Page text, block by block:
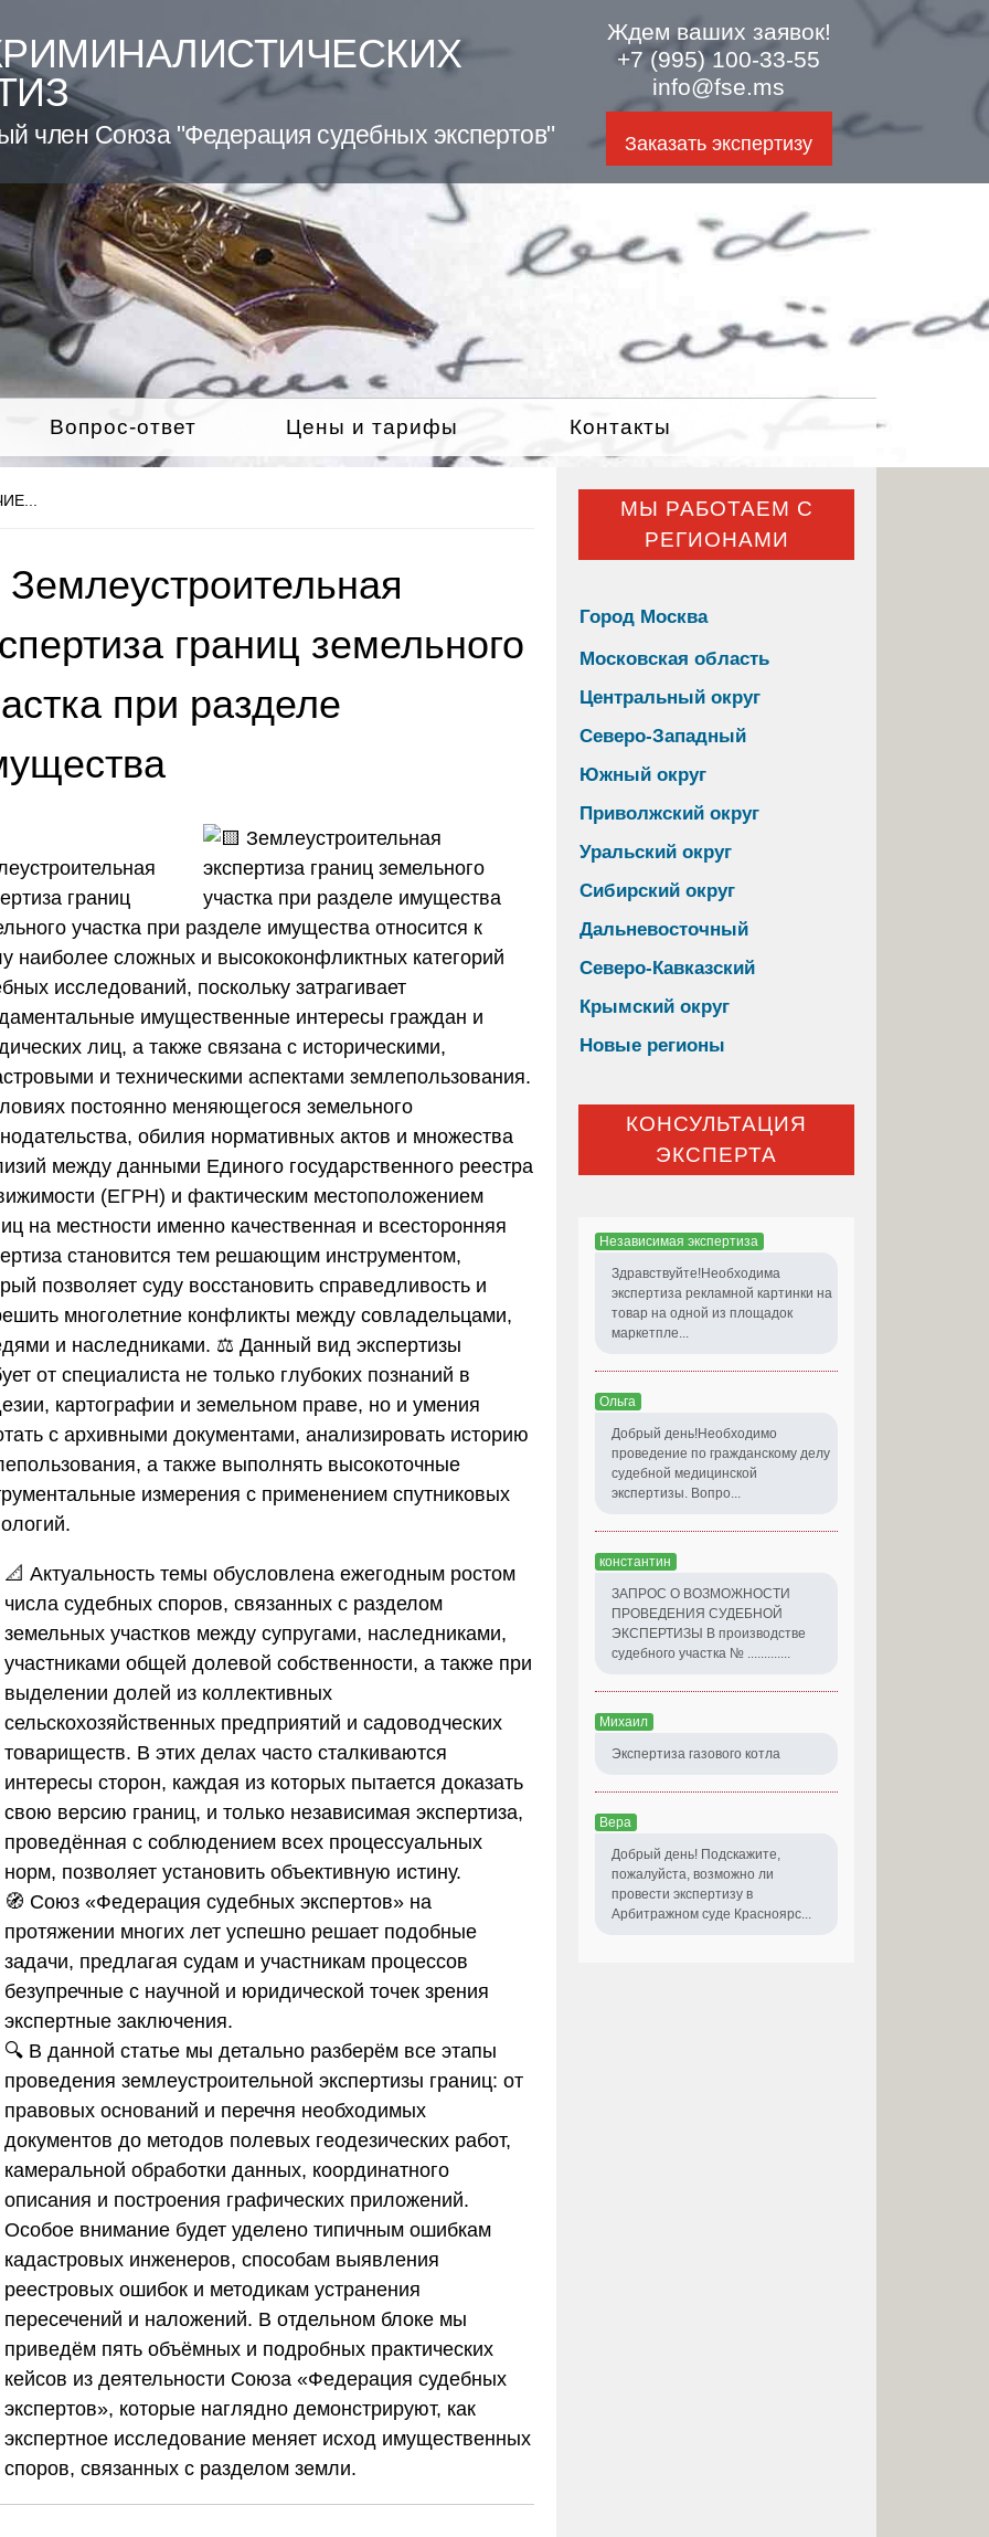
член Союза "Федерация судебных экспертов"
Ждем ваших заявок!
+7 (995) 100-33-55
info@fse.ms
Заказать экспертизу
Вопрос-ответ Цены и тарифы Контакты
Землеустроительная
границ земельного
при разделе
границ
участка при разделе имущества относится к
наиболее сложных и высококонфликтных категорий
исследований, поскольку затрагивает
имущественные интересы граждан и
лиц, а также связана с историческими,
и техническими аспектами землепользования.
постоянно меняющегося земельного
обилия нормативных актов и множества
между данными Единого государственного реестра
(ЕГРН) и фактическим местоположением
на местности именно качественная и всесторонняя
становится тем решающим инструментом,
позволяет суду восстановить справедливость и
многолетние конфликты между совладельцами,
и наследниками. ⚖️ Данный вид экспертизы
от специалиста не только глубоких познаний в
картографии и земельном праве, но и умения
с архивными документами, анализировать историю
а также выполнять высокоточные
измерения с применением спутниковых
📐 Актуальность темы обусловлена ежегодным ростом
числа судебных споров, связанных с разделом
земельных участков между супругами, наследниками,
участниками общей долевой собственности, а также при
выделении долей из коллективных
сельскохозяйственных предприятий и садоводческих
товариществ. В этих делах часто сталкиваются
интересы сторон, каждая из которых пытается доказать
свою версию границ, и только независимая экспертиза,
проведённая с соблюдением всех процессуальных
норм, позволяет установить объективную истину.
🧭 Союз «Федерация судебных экспертов» на
протяжении многих лет успешно решает подобные
задачи, предлагая судам и участникам процессов
безупречные с научной и юридической точек зрения
экспертные заключения.
🔍 В данной статье мы детально разберём все этапы
проведения землеустроительной экспертизы границ: от
правовых оснований и перечня необходимых
документов до методов полевых геодезических работ,
камеральной обработки данных, координатного
описания и построения графических приложений.
Особое внимание будет уделено типичным ошибкам
кадастровых инженеров, способам выявления
реестровых ошибок и методикам устранения
пересечений и наложений. В отдельном блоке мы
приведём пять объёмных и подробных практических
кейсов из деятельности Союза «Федерация судебных
экспертов», которые наглядно демонстрируют, как
экспертное исследование меняет исход имущественных
споров, связанных с разделом земли.
МЫ РАБОТАЕМ С
РЕГИОНАМИ
Город Москва
Московская область
Центральный округ
Северо-Западный
Южный округ
Приволжский округ
Уральский округ
Сибирский округ
Дальневосточный
Северо-Кавказский
Крымский округ
Новые регионы
КОНСУЛЬТАЦИЯ
ЭКСПЕРТА
Независимая экспертиза
Здравствуйте!Необходима
экспертиза рекламной картинки на
товар на одной из площадок
маркетпле...
Ольга
Добрый день!Необходимо
проведение по гражданскому делу
судебной медицинской
экспертизы. Вопро...
константин
ЗАПРОС О ВОЗМОЖНОСТИ
ПРОВЕДЕНИЯ СУДЕБНОЙ
ЭКСПЕРТИЗЫ В производстве
судебного участка № .............
Михаил
Экспертиза газового котла
Вера
Добрый день! Подскажите,
пожалуйста, возможно ли
провести экспертизу в
Арбитражном суде Красноярс...